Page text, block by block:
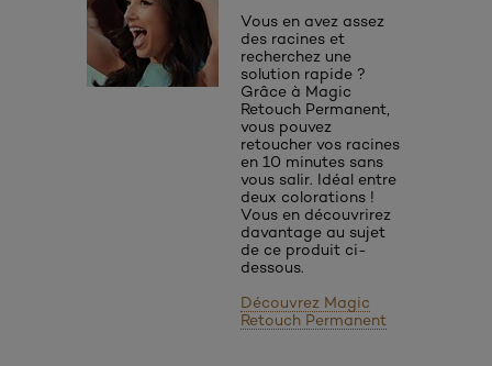
Vous en avez assez
des racines et
recherchez une
solution rapide ?
Grâce à Magic
Retouch Permanent,
vous pouvez
retoucher vos racines
en 10 minutes sans
vous salir. Idéal entre
deux colorations !
Vous en découvrirez
davantage au sujet
de ce produit ci-
dessous.
Découvrez Magic
Retouch Permanent